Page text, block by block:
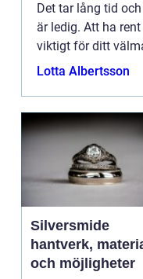
Det tar lång tid
är ledig. Att ha
viktigt för ditt
Lotta Albertsson
Silversmide
hantverk,
och möjligheter